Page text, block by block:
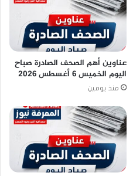
عناوين أهم الصحف الصادرة صباح
اليوم الخميس 6 أغسطس 2026
منذ يومين